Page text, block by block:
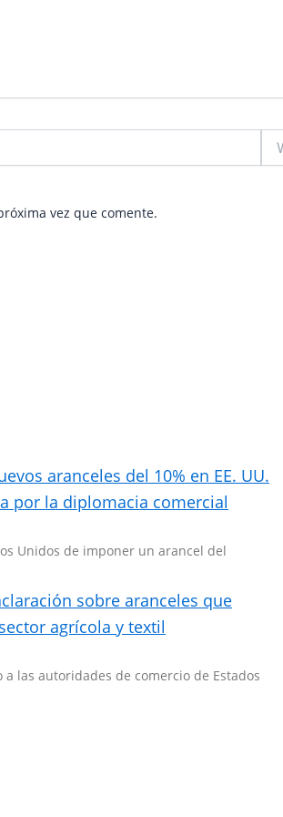
vez que comente.
aranceles del 10% en EE. UU.
por la diplomacia comercial
Unidos de imponer un arancel del
sobre aranceles que
agrícola y textil
a las autoridades de comercio de Estados